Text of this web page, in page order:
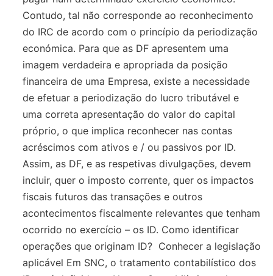
Contudo, tal não corresponde ao reconhecimento
do IRC de acordo com o princípio da periodização
económica. Para que as DF apresentem uma
imagem verdadeira e apropriada da posição
financeira de uma Empresa, existe a necessidade
de efetuar a periodização do lucro tributável e
uma correta apresentação do valor do capital
próprio, o que implica reconhecer nas contas
acréscimos com ativos e / ou passivos por ID.
Assim, as DF, e as respetivas divulgações, devem
incluir, quer o imposto corrente, quer os impactos
fiscais futuros das transações e outros
acontecimentos fiscalmente relevantes que tenham
ocorrido no exercício – os ID. Como identificar
operações que originam ID? Conhecer a legislação
aplicável Em SNC, o tratamento contabilístico dos